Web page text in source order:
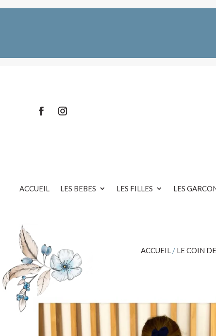
ACCUEIL LES BEBES LES FILLES LES
ACCUEIL/ LE COIN